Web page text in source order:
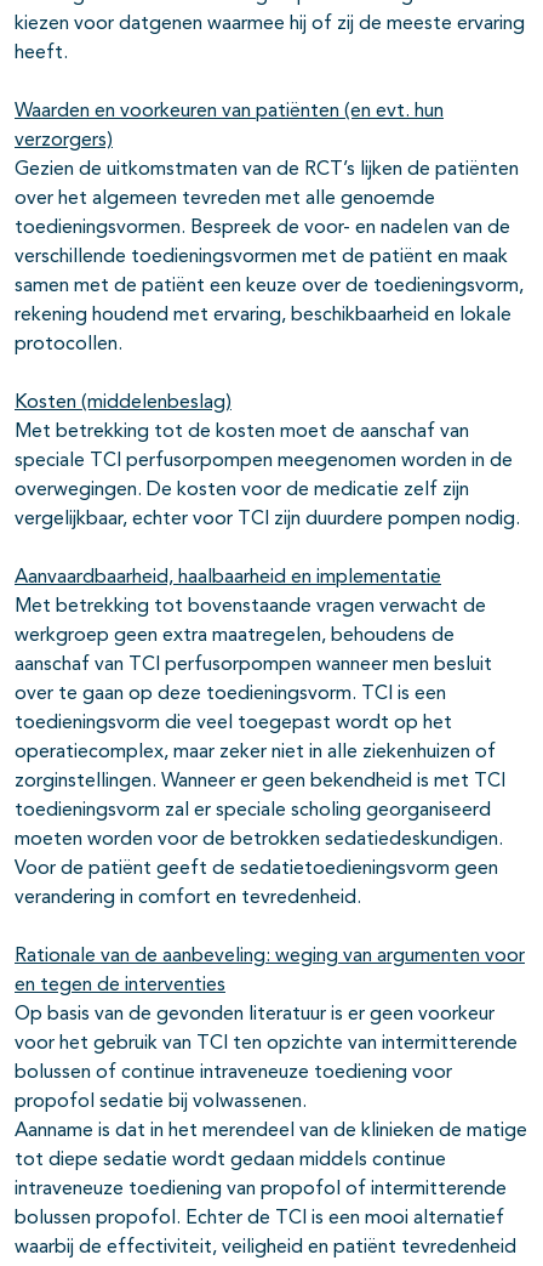
kiezen voor datgenen waarmee hij of zij de meeste ervaring
heeft.
Waarden en voorkeuren van patiënten (en evt. hun
verzorgers)
Gezien de uitkomstmaten van de RCT’s lijken de patiënten
over het algemeen tevreden met alle genoemde
toedieningsvormen. Bespreek de voor- en nadelen van de
verschillende toedieningsvormen met de patiënt en maak
samen met de patiënt een keuze over de toedieningsvorm,
rekening houdend met ervaring, beschikbaarheid en lokale
protocollen.
Kosten (middelenbeslag)
Met betrekking tot de kosten moet de aanschaf van
speciale TCI perfusorpompen meegenomen worden in de
overwegingen. De kosten voor de medicatie zelf zijn
vergelijkbaar, echter voor TCI zijn duurdere pompen nodig.
Aanvaardbaarheid, haalbaarheid en implementatie
Met betrekking tot bovenstaande vragen verwacht de
werkgroep geen extra maatregelen, behoudens de
aanschaf van TCI perfusorpompen wanneer men besluit
over te gaan op deze toedieningsvorm. TCI is een
toedieningsvorm die veel toegepast wordt op het
operatiecomplex, maar zeker niet in alle ziekenhuizen of
zorginstellingen. Wanneer er geen bekendheid is met TCI
toedieningsvorm zal er speciale scholing georganiseerd
moeten worden voor de betrokken sedatiedeskundigen.
Voor de patiënt geeft de sedatietoedieningsvorm geen
verandering in comfort en tevredenheid.
Rationale van de aanbeveling: weging van argumenten voor
en tegen de interventies
Op basis van de gevonden literatuur is er geen voorkeur
voor het gebruik van TCI ten opzichte van intermitterende
bolussen of continue intraveneuze toediening voor
propofol sedatie bij volwassenen.
Aanname is dat in het merendeel van de klinieken de matige
tot diepe sedatie wordt gedaan middels continue
intraveneuze toediening van propofol of intermitterende
bolussen propofol. Echter de TCI is een mooi alternatief
waarbij de effectiviteit, veiligheid en patiënt tevredenheid